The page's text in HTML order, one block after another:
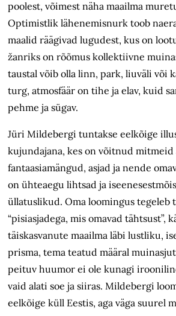
poolest, võimest näha maailma
Optimistlik lähenemisnurk toob
maalid räägivad lugudest, kus on
žanriks on rõõmus kollektiivne
taustal võib olla linn, park, liuväli või
turg, atmosfäär on tihe ja elav, kuid
pehme ja sügav.
Jüri Mildebergi tuntakse eelkõige
kujundajana, kes on võitnud mitmeid
fantaasiamängud, asjad ja nende
on ühteaegu lihtsad ja
üllatuslikud. Oma loomingus tegeleb
“pisiasjadega, mis omavad tähtsust”,
täiskasvanute maailma läbi lustliku,
prisma, tema teatud määral
peituv huumor ei ole kunagi
vaid alati soe ja siiras. Mildebergi
eelkõige küll Eestis, aga väga suurel